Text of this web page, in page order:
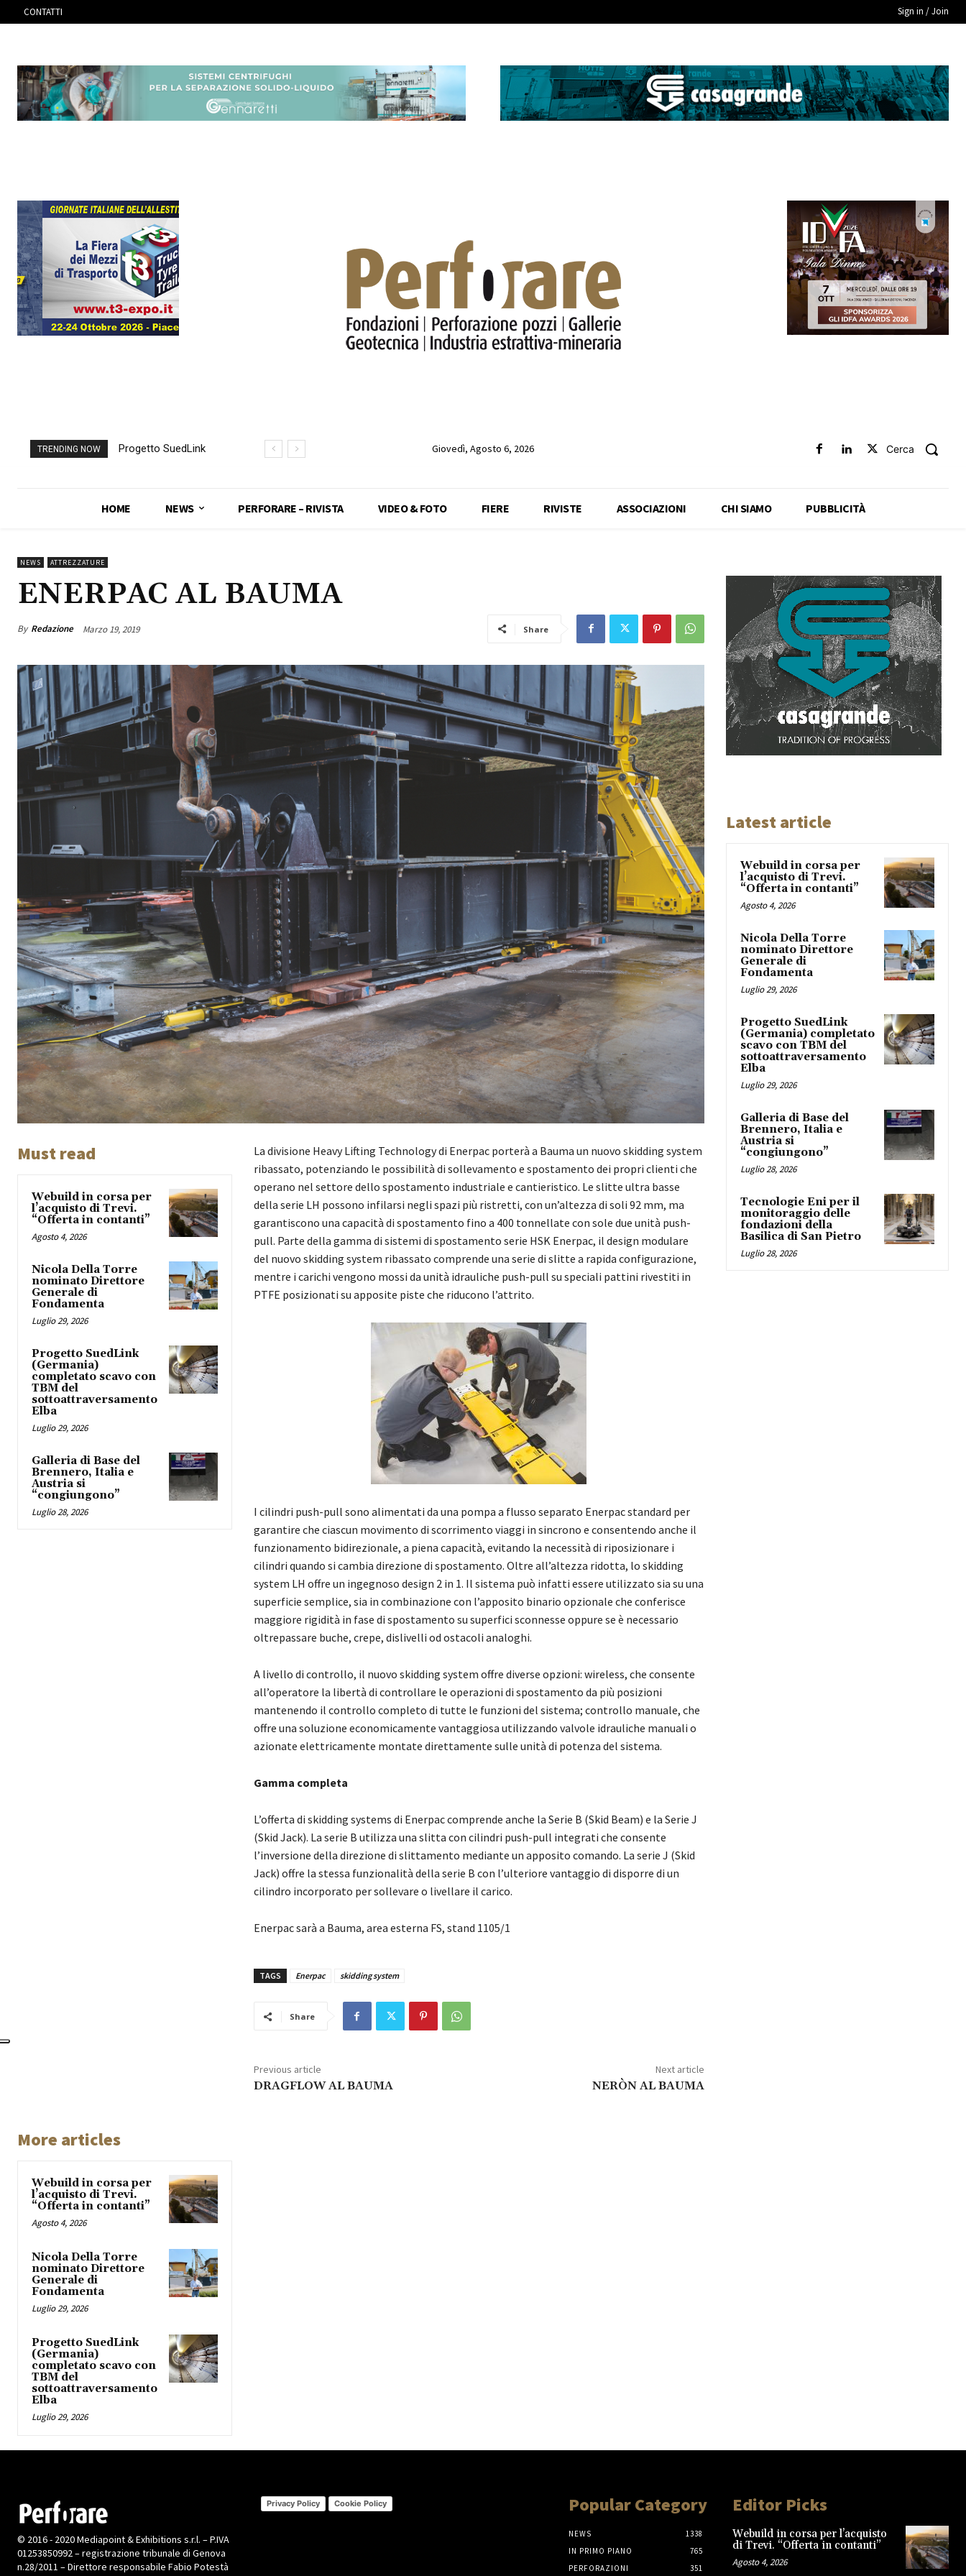
CONTATTI Sign in / Join
TRENDING NOW
Progetto SuedLink
con TBM del
Giovedì, Agosto 6, 2026 Cerca
HOME NEWS PERFORARE – RIVISTA VIDEO & FOTO FIERE RIVISTE ASSOCIAZIONI CHI SIAMO PUBBLICITÀ
NEWS ATTREZZATURE
ENERPAC AL BAUMA
By Redazione Marzo 19, 2019 Share
Must read
Webuild in corsa per
l’acquisto di Trevi.
“Offerta in contanti”
Agosto 4, 2026
Nicola Della Torre
nominato Direttore
Generale di
Fondamenta
Luglio 29, 2026
Progetto SuedLink
(Germania)
completato scavo con
TBM del
sottoattraversamento
Elba
Luglio 29, 2026
Galleria di Base del
Brennero, Italia e
Austria si
“congiungono”
Luglio 28, 2026
La divisione Heavy Lifting Technology di Enerpac porterà a Bauma un nuovo skidding system
ribassato, potenziando le possibilità di sollevamento e spostamento dei propri clienti che
operano nel settore dello spostamento industriale e cantieristico. Le slitte ultra basse
della serie LH possono infilarsi negli spazi più ristretti, con un’altezza di soli 92 mm, ma
garantiscono una capacità di spostamento fino a 400 tonnellate con sole due unità push-
pull. Parte della gamma di sistemi di spostamento serie HSK Enerpac, il design modulare
del nuovo skidding system ribassato comprende una serie di slitte a rapida configurazione,
mentre i carichi vengono mossi da unità idrauliche push-pull su speciali pattini rivestiti in
PTFE posizionati su apposite piste che riducono l’attrito.
I cilindri push-pull sono alimentati da una pompa a flusso separato Enerpac standard per
garantire che ciascun movimento di scorrimento viaggi in sincrono e consentendo anche il
funzionamento bidirezionale, a piena capacità, evitando la necessità di riposizionare i
cilindri quando si cambia direzione di spostamento. Oltre all’altezza ridotta, lo skidding
system LH offre un ingegnoso design 2 in 1. Il sistema può infatti essere utilizzato sia su una
superficie semplice, sia in combinazione con l’apposito binario opzionale che conferisce
maggiore rigidità in fase di spostamento su superfici sconnesse oppure se è necessario
oltrepassare buche, crepe, dislivelli od ostacoli analoghi.
A livello di controllo, il nuovo skidding system offre diverse opzioni: wireless, che consente
all’operatore la libertà di controllare le operazioni di spostamento da più posizioni
mantenendo il controllo completo di tutte le funzioni del sistema; controllo manuale, che
offre una soluzione economicamente vantaggiosa utilizzando valvole idrauliche manuali o
azionate elettricamente montate direttamente sulle unità di potenza del sistema.
Gamma completa
L’offerta di skidding systems di Enerpac comprende anche la Serie B (Skid Beam) e la Serie J
(Skid Jack). La serie B utilizza una slitta con cilindri push-pull integrati che consente
l’inversione della direzione di slittamento mediante un apposito comando. La serie J (Skid
Jack) offre la stessa funzionalità della serie B con l’ulteriore vantaggio di disporre di un
cilindro incorporato per sollevare o livellare il carico.
Enerpac sarà a Bauma, area esterna FS, stand 1105/1
TAGS Enerpac skidding system
Share
Previous article
DRAGFLOW AL BAUMA
Next article
NERÒN AL BAUMA
More articles
Webuild in corsa per
l’acquisto di Trevi.
“Offerta in contanti”
Agosto 4, 2026
Nicola Della Torre
nominato Direttore
Generale di
Fondamenta
Luglio 29, 2026
Progetto SuedLink
(Germania)
completato scavo con
TBM del
sottoattraversamento
Elba
Luglio 29, 2026
Latest article
Webuild in corsa per
l’acquisto di Trevi.
“Offerta in contanti”
Agosto 4, 2026
Nicola Della Torre
nominato Direttore
Generale di
Fondamenta
Luglio 29, 2026
Progetto SuedLink
(Germania) completato
scavo con TBM del
sottoattraversamento
Elba
Luglio 29, 2026
Galleria di Base del
Brennero, Italia e
Austria si
“congiungono”
Luglio 28, 2026
Tecnologie Eni per il
monitoraggio delle
fondazioni della
Basilica di San Pietro
Luglio 28, 2026
© 2016 - 2020 Mediapoint & Exhibitions s.r.l. – P.IVA
01253850992 – registrazione tribunale di Genova
n.28/2011 – Direttore responsabile Fabio Potestà
Privacy Policy Cookie Policy Popular Category
NEWS
1338
IN PRIMO PIANO
765
PERFORAZIONI
351
Editor Picks
Webuild in corsa per l’acquisto
di Trevi. “Offerta in contanti”
Agosto 4, 2026